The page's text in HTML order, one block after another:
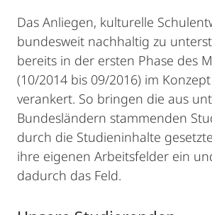
Das Anliegen, kulturelle
bundesweit nachhaltig zu
bereits in der ersten Phase des
(10/2014 bis 09/2016) im
verankert. So bringen die aus
Bundesländern stammenden
durch die Studieninhalte
ihre eigenen Arbeitsfelder ein
dadurch das Feld.